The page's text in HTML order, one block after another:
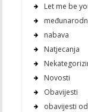
Let me be
nabava
Natjecanja
Novosti
Obavijesti
obavijesti